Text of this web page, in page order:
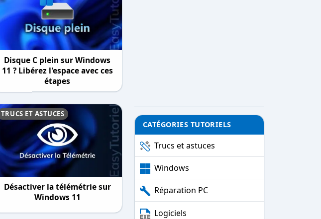
Disque C plein sur Windows
11 ? Libérez l'espace avec ces
étapes
TRUCS ET ASTUCES
Désactiver la télémétrie sur
Windows 11
CATÉGORIES TUTORIELS
Trucs et astuces
Windows
Réparation PC
Logiciels